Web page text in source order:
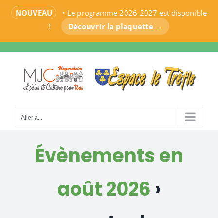
NOUVEAU
• Le programme 2026-2027 est disponible
!
Découvrir la plaquette →
contenu
Aller à...
Évènements en
août 2026 ›